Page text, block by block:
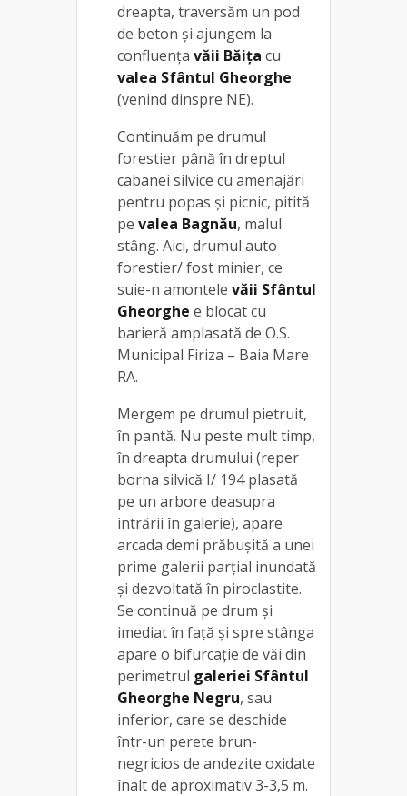
dreapta, traversăm un pod
de beton și ajungem la
confluența văii Băița cu
valea Sfântul Gheorghe
(venind dinspre NE).
Continuăm pe drumul
forestier până în dreptul
cabanei silvice cu amenajări
pentru popas şi picnic, pitită
pe valea Bagnău, malul
stâng. Aici, drumul auto
forestier/ fost minier, ce
suie-n amontele văii Sfântul
Gheorghe e blocat cu
barieră amplasată de O.S.
Municipal Firiza – Baia Mare
RA.
Mergem pe drumul pietruit,
în pantă. Nu peste mult timp,
în dreapta drumului (reper
borna silvică I/ 194 plasată
pe un arbore deasupra
intrării în galerie), apare
arcada demi prăbuşită a unei
prime galerii parţial inundată
şi dezvoltată în piroclastite.
Se continuă pe drum şi
imediat în faţă şi spre stânga
apare o bifurcaţie de văi din
perimetrul galeriei Sfântul
Gheorghe Negru, sau
inferior, care se deschide
într-un perete brun-
negricios de andezite oxidate
înalt de aproximativ 3-3,5 m.